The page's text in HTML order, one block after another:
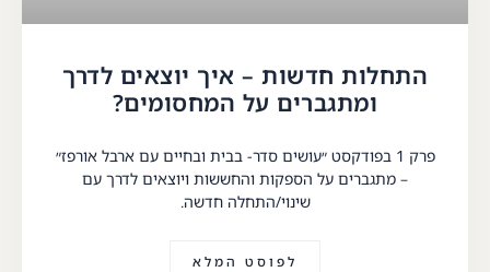
התחלות חדשות – איך יוצאים לדרך
ומתגברים על המחסומים?
פרק 1 בפודקסט ״עושים סדר- בבית ובחיים עם ארבל אורפז״
– מתגברים על הספקות והחששות ויוצאים לדרך עם
שינוי/התחלה חדשה.
לפוסט המלא